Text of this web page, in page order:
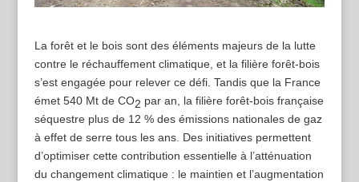
La forêt et le bois sont des éléments majeurs de la lutte
contre le réchauffement climatique, et la filière forêt-bois
s’est engagée pour relever ce défi. Tandis que la France
émet 540 Mt de CO2 par an, la filière forêt-bois française
séquestre plus de 12 % des émissions nationales de gaz
à effet de serre tous les ans. Des initiatives permettent
d’optimiser cette contribution essentielle à l’atténuation
du changement climatique : le maintien et l’augmentation